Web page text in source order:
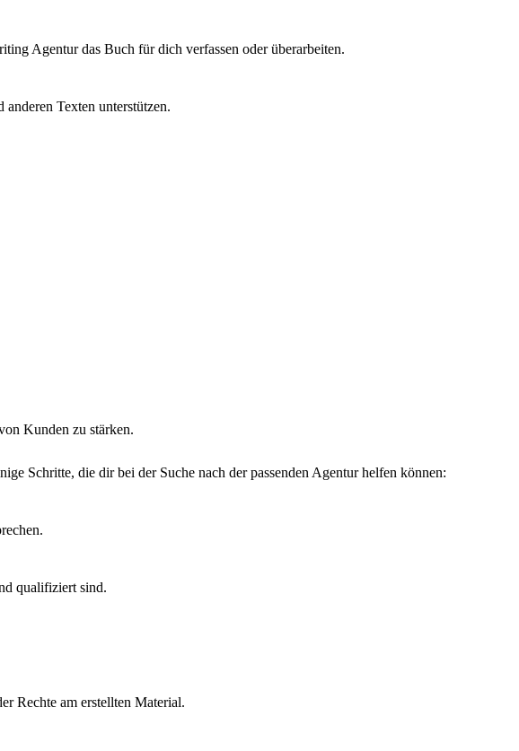
Agentur das Buch für dich verfassen oder überarbeiten.
Texten unterstützen.
Kunden zu stärken.
Schritte, die dir bei der Suche nach der passenden Agentur helfen können:
qualifiziert sind.
Rechte am erstellten Material.